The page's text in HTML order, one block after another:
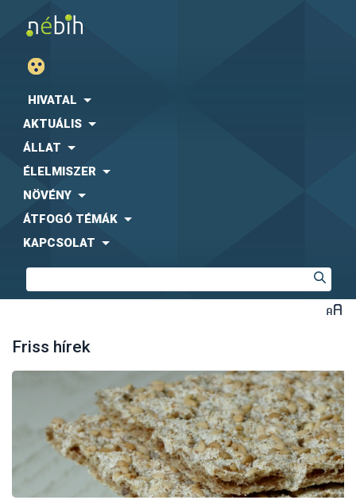
HIVATAL
AKTUÁLIS
ÁLLAT
ÉLELMISZER
NÖVÉNY
ÁTFOGÓ TÉMÁK
KAPCSOLAT
Friss hírek